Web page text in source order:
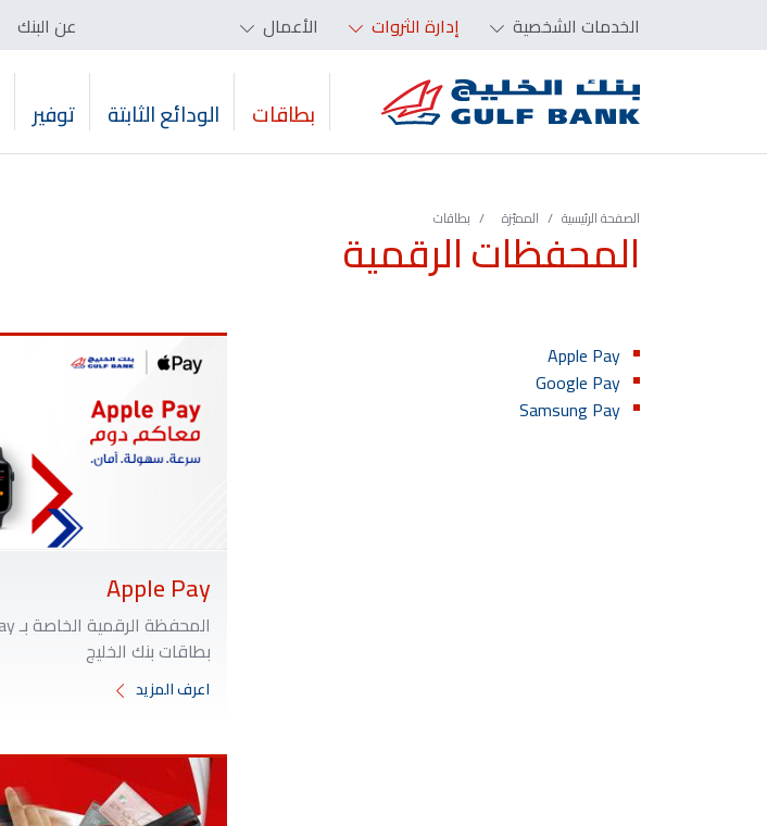
الخدمات الشخصية إدارة الثروات الأعمال عن البنك
بطاقات الودائع الثابتة توفير
الصفحة الرئيسية المميّزة‬‬‬‬‬‬‬‬‬‬ بطاقات
المحفظات الرقمية
Apple Pay
Google Pay
Samsung Pay
Apple Pay
بطاقات بنك الخليج
اعرف المزيد